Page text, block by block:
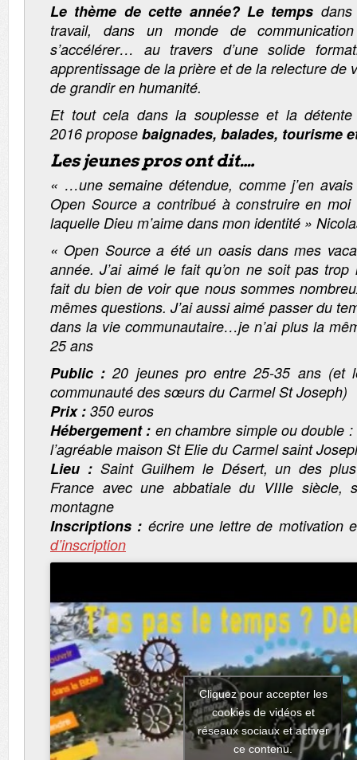
Le thème de cette année? Le temps
travail, dans un monde de
s’accélérer… au travers d’une solide
apprentissage de la prière et de la relecture de
de grandir en humanité.
Et tout cela dans la souplesse et la
2016 propose baignades, balades, tourisme
Les jeunes pros ont dit….
« …une semaine détendue, comme j’en
Open Source a contribué à construire en
laquelle Dieu m’aime dans mon identité »
« Open Source a été un oasis dans mes
année. J’ai aimé le fait qu’on ne soit pas trop
fait du bien de voir que nous sommes
mêmes questions. J’ai aussi aimé passer du
dans la vie communautaire…je n’ai plus la
25 ans
Public : 20 jeunes pro entre 25-35 ans
communauté des sœurs du Carmel St Joseph)
Prix : 350 euros
Hébergement: en chambre simple ou double
l’agréable maison St Elie du Carmel saint
Lieu :Saint Guilhem le Désert, un des
France avec une abbatiale du VIIIe siècle,
montagne
Inscriptions : écrire une lettre de motivation
d’inscription
Cliquez pour accepter les
cookies de vidéos et
réseaux sociaux et activer
ce contenu.